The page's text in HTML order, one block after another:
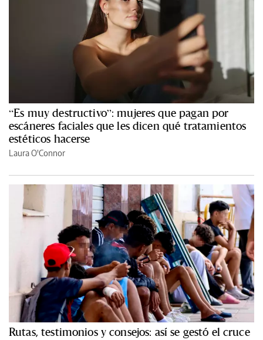
“Es muy destructivo”: mujeres que pagan por
escáneres faciales que les dicen qué tratamientos
estéticos hacerse
Laura O'Connor
Rutas, testimonios y consejos: así se gestó el cruce